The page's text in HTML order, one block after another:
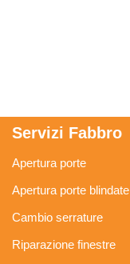
Servizi Fabbro
Apertura porte
Apertura porte blindate
Cambio serrature
Riparazione finestre